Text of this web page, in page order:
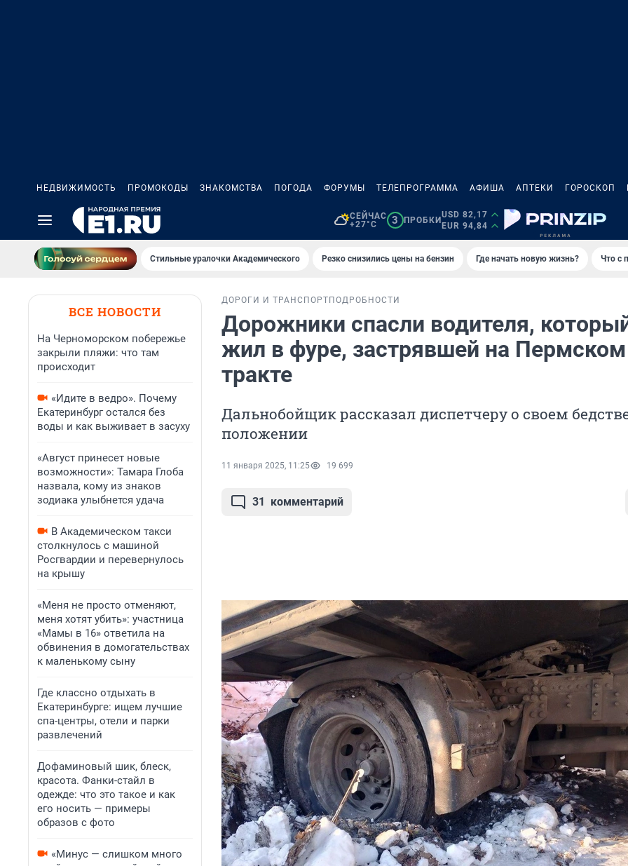
НЕДВИЖИМОСТЬ ПРОМОКОДЫ ЗНАКОМСТВА ПОГОДА ФОРУМЫ ТЕЛЕПРОГРАММА АФИША АПТЕКИ ГОРОСКОП
СЕЙЧАС
+27°C
3 ПРОБКИ
USD 82,17
EUR 94,84
Стильные уралочки Академического Резко снизились цены на бензин Где начать новую жизнь? Что с
ВСЕ НОВОСТИ
На Черноморском побережье
закрыли пляжи: что там
происходит
«Идите в ведро». Почему
Екатеринбург остался без
воды и как выживает в засуху
«Август принесет новые
возможности»: Тамара Глоба
назвала, кому из знаков
зодиака улыбнется удача
В Академическом такси
столкнулось с машиной
Росгвардии и перевернулось
на крышу
«Меня не просто отменяют,
меня хотят убить»: участница
«Мамы в 16» ответила на
обвинения в домогательствах
к маленькому сыну
Где классно отдыхать в
Екатеринбурге: ищем лучшие
спа-центры, отели и парки
развлечений
Дофаминовый шик, блеск,
красота. Фанки-стайл в
одежде: что это такое и как
его носить — примеры
образов с фото
«Минус — слишком много
ДОРОГИ И ТРАНСПОРТ ПОДРОБНОСТИ
Дорожники спасли водителя,
жил в фуре, застрявшей на Пермском
тракте
Дальнобойщик рассказал диспетчеру о своем
положении
11 января 2025, 11:25 19 699
31 комментарий